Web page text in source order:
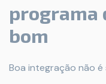
programa
bom
Boa integração não